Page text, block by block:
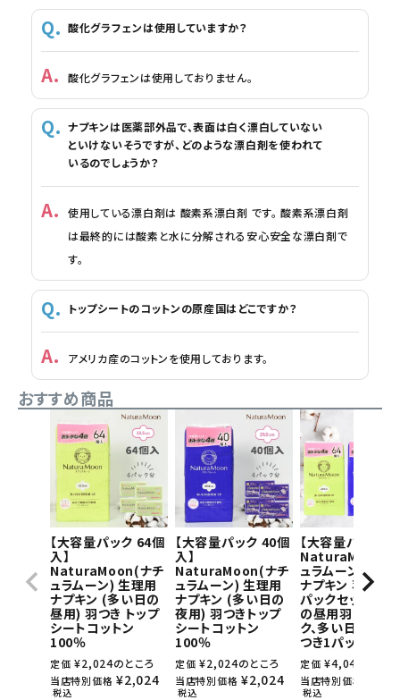
酸化グラフェンは使用していますか？
酸化グラフェンは使用しておりません。
ナプキンは医薬部外品で、表面は白く漂白していない
といけないそうですが、どのような漂白剤を使われて
いるのでしょうか？
使用している漂白剤は 酸素系漂白剤 です。 酸素系漂白剤
は最終的には酸素と水に分解される安心安全な漂白剤で
す。
トップシートのコットンの原産国はどこですか？
アメリカ産のコットンを使用しております。
おすすめ商品
【大容量パック 64個
入】
NaturaMoon(ナチ
ュラムーン) 生理用
ナプキン (多い日の
昼用) 羽つき トップ
シートコットン
100％
定価 ¥2,024のところ
当店特別価格 ¥2,024
税込
【大容量パック 40個
入】
NaturaMoon(ナチ
ュラムーン) 生理用
ナプキン (多い日の
夜用) 羽つきトップ
シートコットン
100％
定価 ¥2,024のところ
当店特別価格 ¥2,024
税込
【大容量パック】
NaturaMoon(
ュラムーン) 生理
ナプキン 羽つき
パックセット(多
の昼用羽つき1パ
ク、多い日の夜
つき1パック)
定価 ¥4,048
当店特別価格
税込